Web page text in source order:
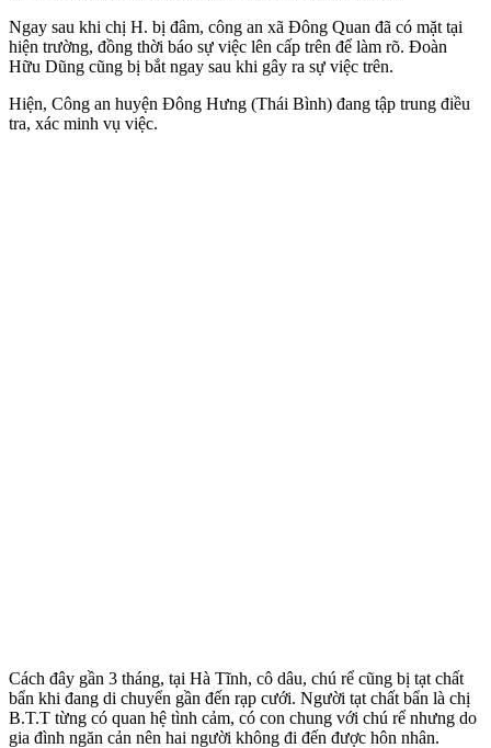
Ngay sau khi chị H. bị đâm, công an xã Đông Quan đã có mặt tại
hiện trường, đồng thời báo sự việc lên cấp trên để làm rõ. Đoàn
Hữu Dũng cũng bị bắt ngay sau khi gây ra sự việc trên.
Hiện, Công an huyện Đông Hưng (Thái Bình) đang tập trung điều
tra, xác minh vụ việc.
Cách đây gần 3 tháng, tại Hà Tĩnh, cô dâu, chú rể cũng bị tạt chất
bẩn khi đang di chuyển gần đến rạp cưới. Người tạt chất bẩn là chị
B.T.T từng có quan hệ tình cảm, có con chung với chú rể nhưng do
gia đình ngăn cản nên hai người không đi đến được hôn nhân.